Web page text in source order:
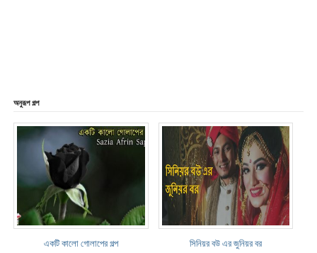
অনুরূপ গল্প
একটি কালো গোলাপের গল্প সিনিয়র বউ এর জুনিয়র বর